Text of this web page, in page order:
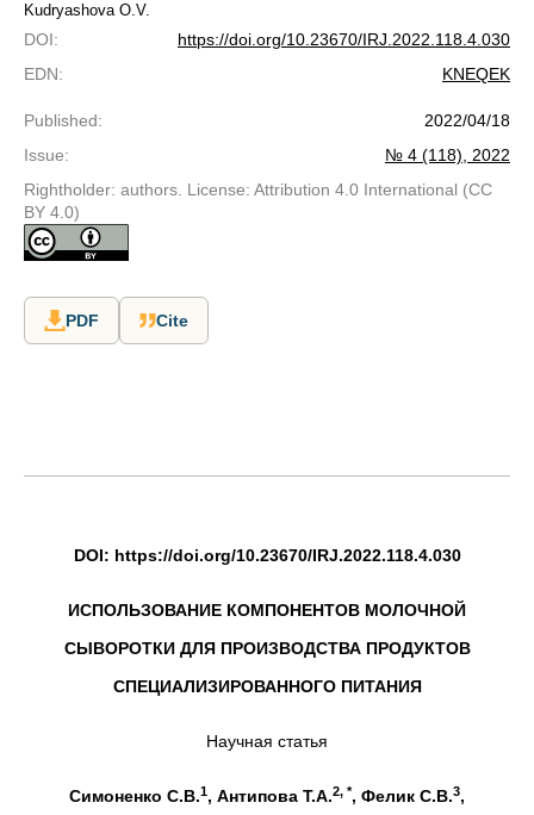
Kudryashova O.V.
DOI:
https://doi.org/10.23670/IRJ.2022.118.4.030
EDN: KNEQEK
Published:
2022/04/18
Issue:
№ 4 (118), 2022
Rightholder: authors. License: Attribution 4.0 International (CC
BY 4.0)
PDF Cite
DOI: https://doi.org/10.23670/IRJ.2022.118.4.030
ИСПОЛЬЗОВАНИЕ КОМПОНЕНТОВ МОЛОЧНОЙ
СЫВОРОТКИ ДЛЯ ПРОИЗВОДСТВА ПРОДУКТОВ
СПЕЦИАЛИЗИРОВАННОГО ПИТАНИЯ
Научная статья
Симоненко С.В.1, Антипова Т.А.2, *, Фелик С.В.3,